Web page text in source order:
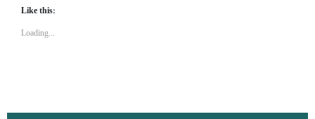
Like this:
Loading...